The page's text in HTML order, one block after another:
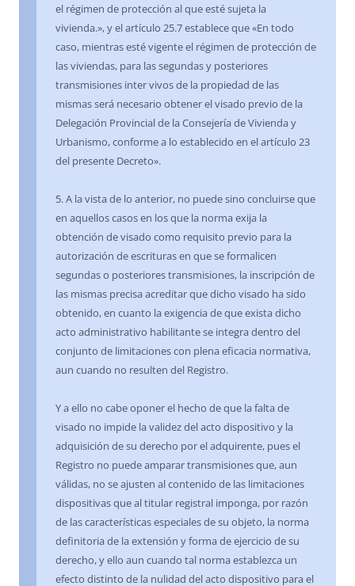
el régimen de protección al que esté sujeta la
vivienda.», y el artículo 25.7 establece que «En todo
caso, mientras esté vigente el régimen de protección de
las viviendas, para las segundas y posteriores
transmisiones inter vivos de la propiedad de las
mismas será necesario obtener el visado previo de la
Delegación Provincial de la Consejería de Vivienda y
Urbanismo, conforme a lo establecido en el artículo 23
del presente Decreto».
5. A la vista de lo anterior, no puede sino concluirse que
en aquellos casos en los que la norma exija la
obtención de visado como requisito previo para la
autorización de escrituras en que se formalicen
segundas o posteriores transmisiones, la inscripción de
las mismas precisa acreditar que dicho visado ha sido
obtenido, en cuanto la exigencia de que exista dicho
acto administrativo habilitante se integra dentro del
conjunto de limitaciones con plena eficacia normativa,
aun cuando no resulten del Registro.
Y a ello no cabe oponer el hecho de que la falta de
visado no impide la validez del acto dispositivo y la
adquisición de su derecho por el adquirente, pues el
Registro no puede amparar transmisiones que, aun
válidas, no se ajusten al contenido de las limitaciones
dispositivas que al titular registral imponga, por razón
de las características especiales de su objeto, la norma
definitoria de la extensión y forma de ejercicio de su
derecho, y ello aun cuando tal norma establezca un
efecto distinto de la nulidad del acto dispositivo para el